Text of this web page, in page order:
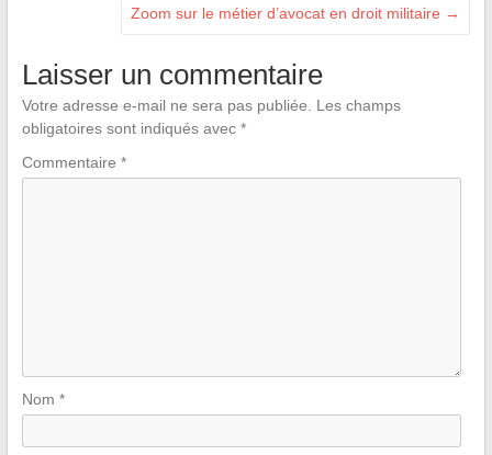
Zoom sur le métier d’avocat en droit militaire →
Laisser un commentaire
Votre adresse e-mail ne sera pas publiée. Les champs
obligatoires sont indiqués avec *
Commentaire *
Nom *